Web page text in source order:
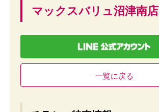
マックスバリュ沼津南店
一覧に戻る